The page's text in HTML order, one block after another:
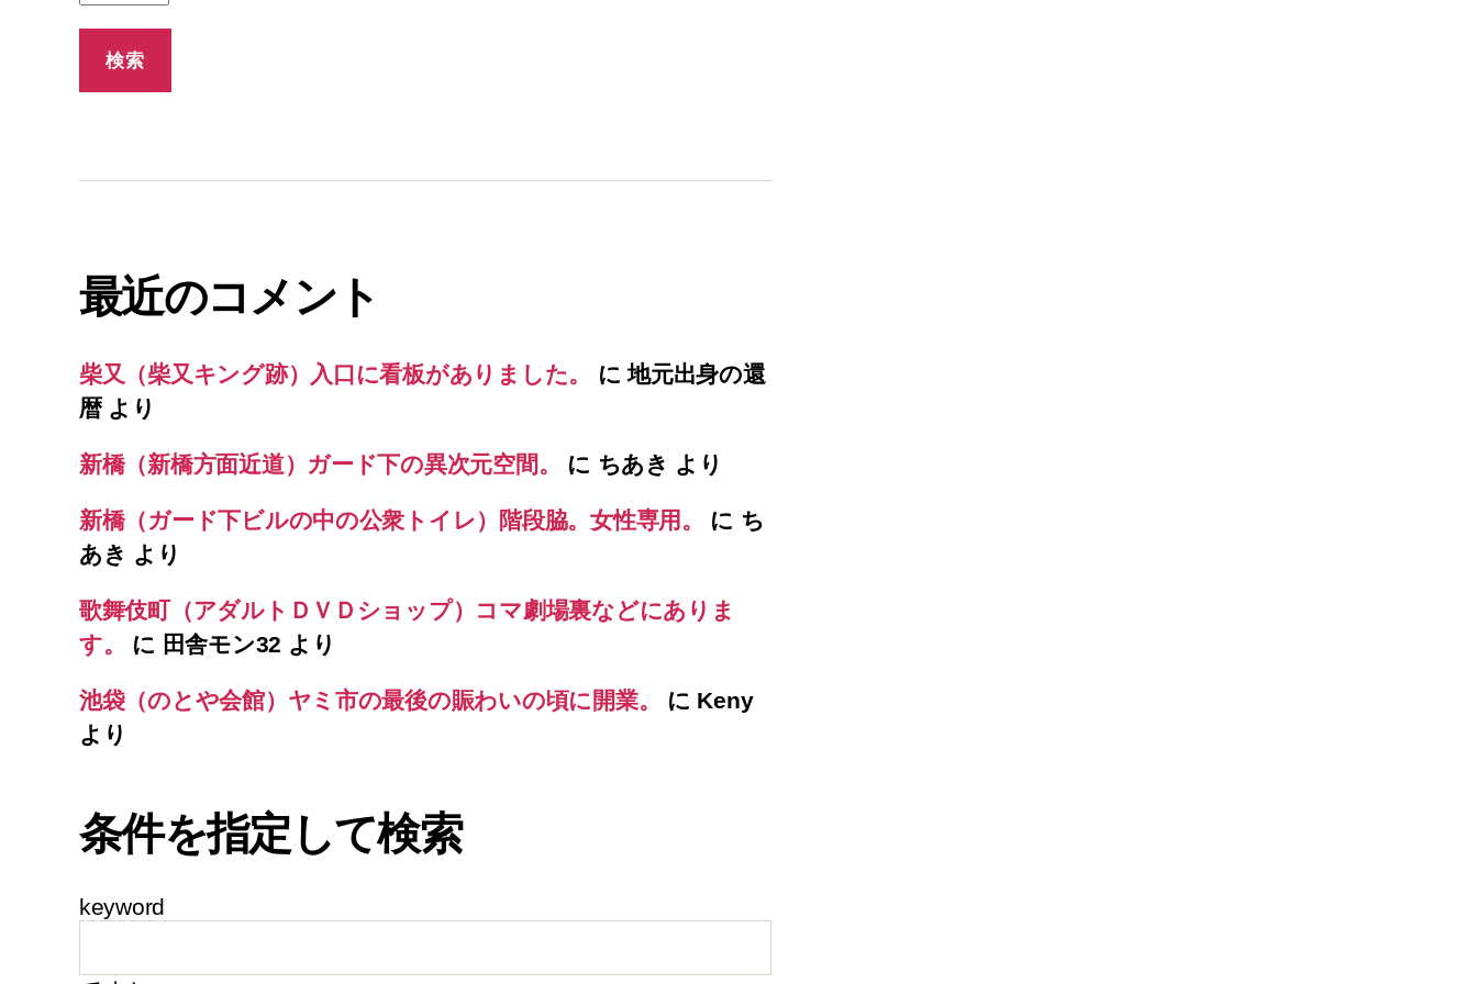
最近のコメント
柴又（柴又キング跡）入口に看板がありました。 に地元出身の還
暦より
新橋（新橋方面近道）ガード下の異次元空間。 に ちあき より
新橋（ガード下ビルの中の公衆トイレ）階段脇。女性専用。 に ち
あき より
歌舞伎町（アダルトＤＶＤショップ）コマ劇場裏などにありま
す。
に 田舎モン32 より
池袋（のとや会館）ヤミ市の最後の賑わいの頃に開業。 に Keny
より
条件を指定して検索
keyword